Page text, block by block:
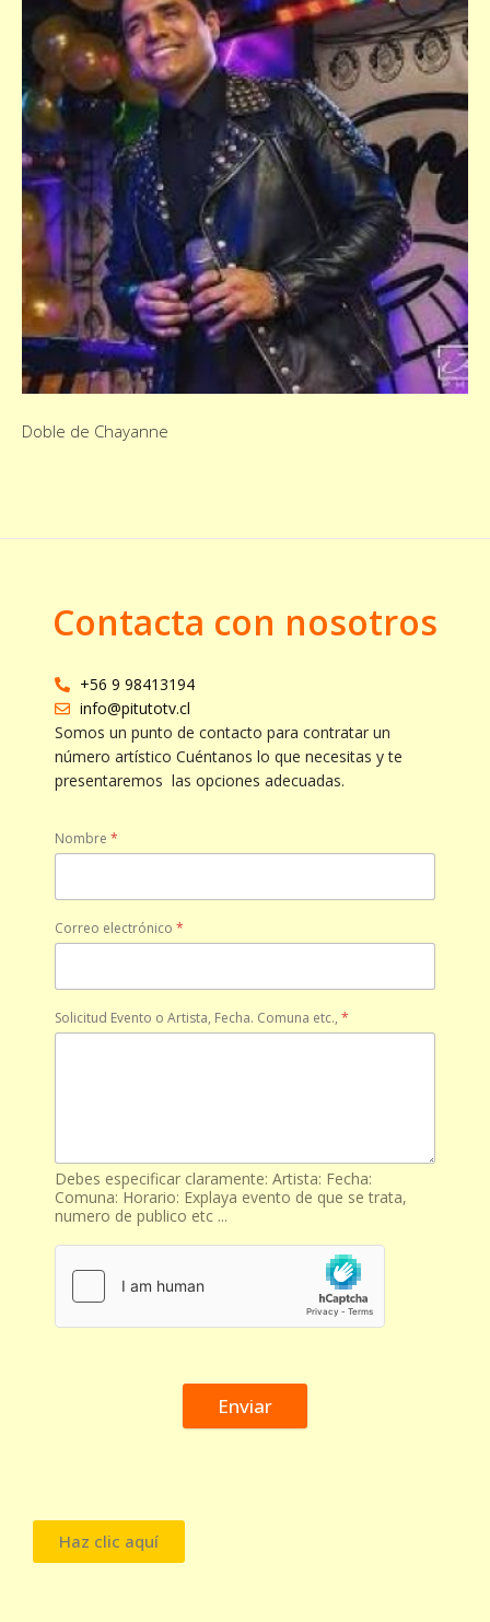
Doble de Chayanne
Contacta con nosotros
+56 9 98413194
info@pitutotv.cl
Somos un punto de contacto para contratar un
número artístico Cuéntanos lo que necesitas y te
presentaremos las opciones adecuadas.
Nombre *
Correo electrónico *
Solicitud Evento o Artista, Fecha. Comuna etc., *
Debes especificar claramente: Artista: Fecha:
Comuna: Horario: Explaya evento de que se trata,
numero de publico etc ...
Enviar
Haz clic aquí